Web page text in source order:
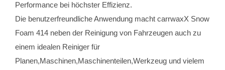
Performance bei höchster Effizienz.
Die benutzerfreundliche Anwendung macht carrwaxX Snow
Foam 414 neben der Reinigung von Fahrzeugen auch zu
einem idealen Reiniger für
Planen,Maschinen,Maschinenteilen,Werkzeug und vielem